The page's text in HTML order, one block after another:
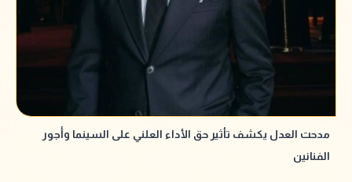
مدحت العدل يكشف تأثير حق الأداء العلني على السينما وأجور
الفنانين